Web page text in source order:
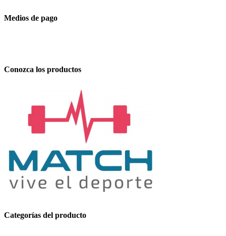
Medios de pago
Conozca los productos
Categorías del producto